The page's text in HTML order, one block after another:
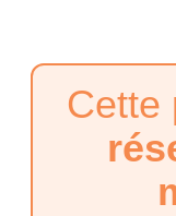
Cette